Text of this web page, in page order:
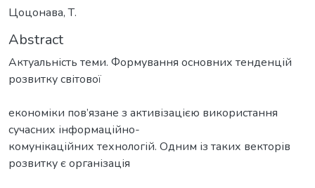
Цоцонава, Т.
Abstract
Актуальність теми. Формування основних тенденцій
розвитку світової
економіки пов’язане з активізацією використання
сучасних інформаційно-
комунікаційних технологій. Одним із таких векторів
розвитку є організація